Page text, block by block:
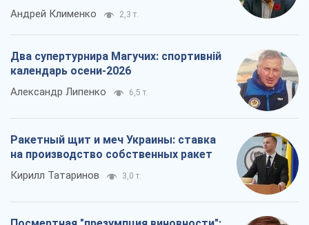
Андрей Клименко 2,3 т.
Два супертурнира Магучих: спортивній
календарь осени-2026
Александр Липенко 6,5 т.
Ракетный щит и меч Украины: ставка
на производство собственных ракет
Кирилл Татаринов 3,0 т.